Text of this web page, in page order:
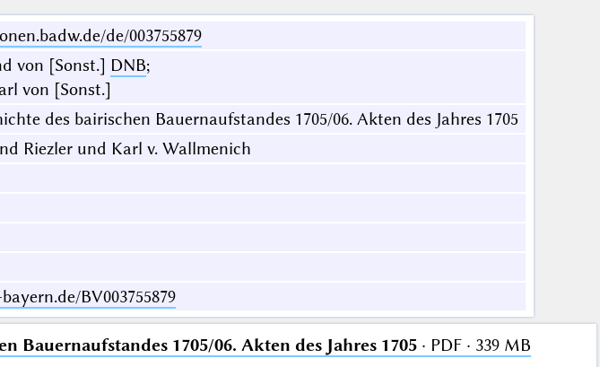
de/003755879
von [Sonst.] DNB;
von [Sonst.]
des bairischen Bauernaufstandes 1705/06. Akten des Jahres 1705
Riezler und Karl v. Wallmenich
BV003755879
Bauernaufstandes 1705/06. Akten des Jahres 1705· PDF · 339 MB